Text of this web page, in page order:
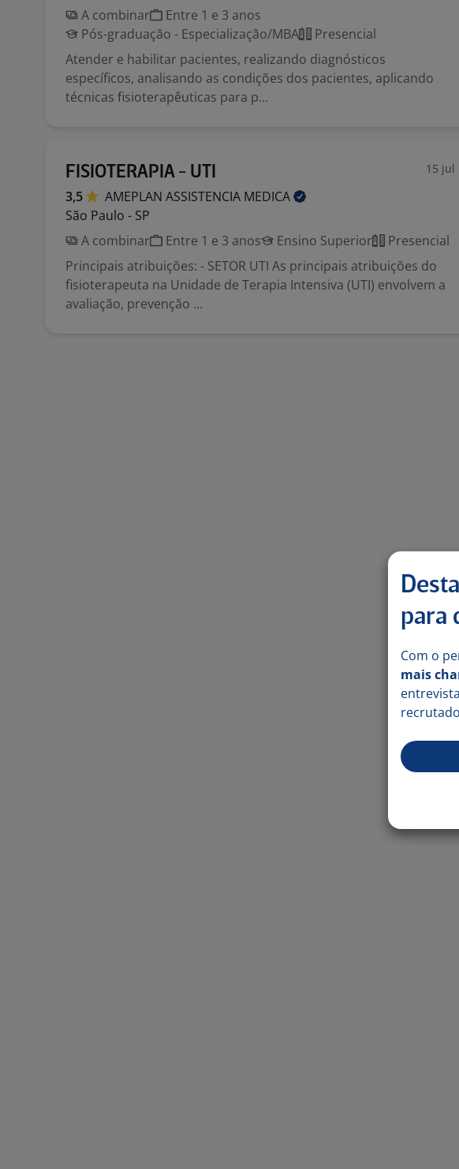
A combinar
Entre 1 e 3 anos
Pós-graduação - Especialização/MBA
Presencial
Atender e habilitar pacientes, realizando diagnósticos
específicos, analisando as condições dos pacientes, aplicando
técnicas fisioterapêuticas para p...
FISIOTERAPIA - UTI 15 jul
3,5 AMEPLAN ASSISTENCIA MEDICA
São Paulo - SP
A combinar
Entre 1 e 3 anos Ensino Superior
Presencial
Principais atribuições: - SETOR UTI As principais atribuições do
fisioterapeuta na Unidade de Terapia Intensiva (UTI) envolvem a
avaliação, prevenção ...
para
Com o
mais